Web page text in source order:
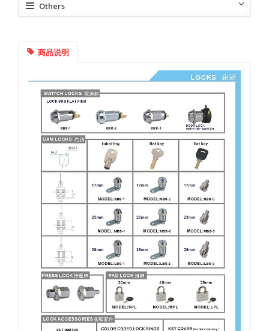
Others
商品说明